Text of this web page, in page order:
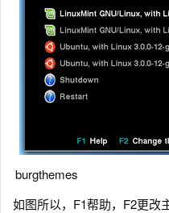
burgthemes
如图所以，F1帮助，F2更改